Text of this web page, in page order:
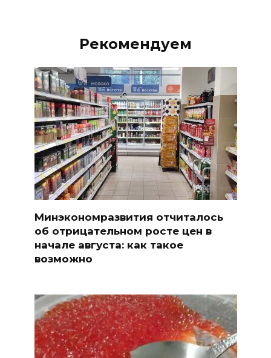
Рекомендуем
Минэкономразвития отчиталось
об отрицательном росте цен в
начале августа: как такое
возможно